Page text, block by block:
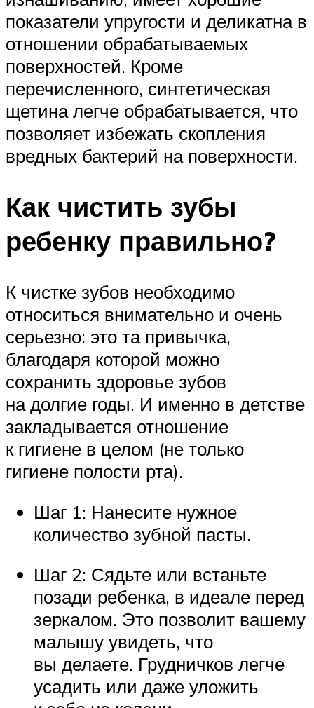
показатели упругости и деликатна в
отношении обрабатываемых
поверхностей. Кроме
перечисленного, синтетическая
щетина легче обрабатывается, что
позволяет избежать скопления
вредных бактерий на поверхности.
Как чистить зубы
ребенку правильно?
К чистке зубов необходимо
относиться внимательно и очень
серьезно: это та привычка,
благодаря которой можно
сохранить здоровье зубов
на долгие годы. И именно в детстве
закладывается отношение
к гигиене в целом (не только
гигиене полости рта).
Шаг 1: Нанесите нужное
количество зубной пасты.
Шаг 2: Сядьте или встаньте
позади ребенка, в идеале перед
зеркалом. Это позволит вашему
малышу увидеть, что
вы делаете. Грудничков легче
усадить или даже уложить